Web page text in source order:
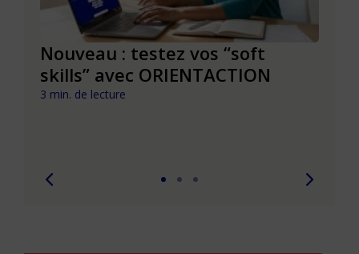
Nouveau : testez vos “soft
skills” avec ORIENTACTION
3 min. de lecture